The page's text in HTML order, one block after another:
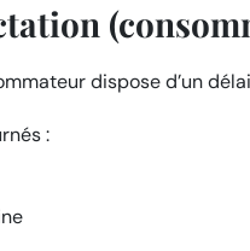
dispose d’un
: